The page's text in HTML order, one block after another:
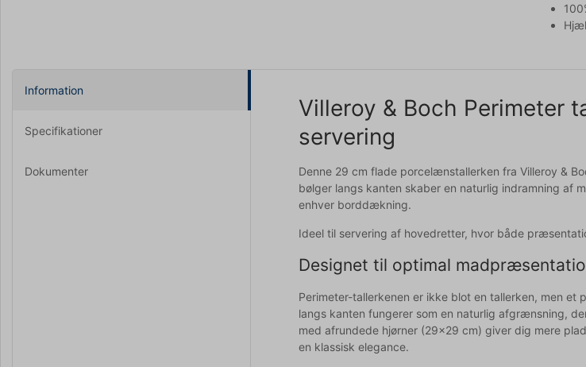
Information
Specifikationer
Dokumenter
Villeroy & Boch Perimeter
servering
Denne 29 cm flade porcelænstallerken fra Villeroy &
bølger langs kanten skaber en naturlig indramning af
enhver borddækning.
Ideel til servering af hovedretter, hvor både
Designet til optimal
Perimeter-tallerkenen er ikke blot en tallerken, men
langs kanten fungerer som en naturlig afgrænsning,
med afrundede hjørner (29x29 cm) giver dig mere
en klassisk elegance.